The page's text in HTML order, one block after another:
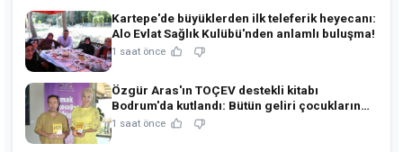
Kartepe'de büyüklerden ilk teleferik heyecanı:
Alo Evlat Sağlık Kulübü'nden anlamlı buluşma!
1 saat önce
Özgür Aras'ın TOÇEV destekli kitabı
Bodrum'da kutlandı: Bütün geliri çocukların
eğitimine!
1 saat önce